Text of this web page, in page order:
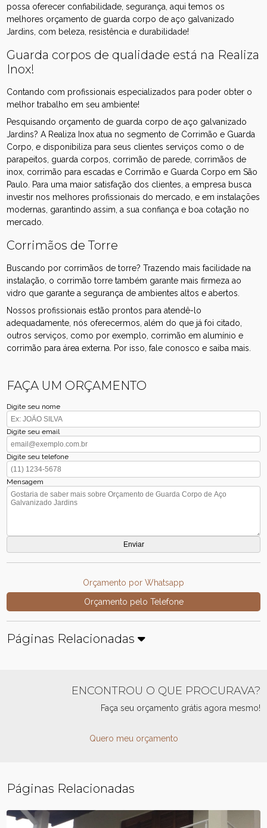
possa oferecer confiabilidade, segurança, aqui temos os
melhores orçamento de guarda corpo de aço galvanizado
Jardins, com beleza, resistência e durabilidade!
Guarda corpos de qualidade está na Realiza
Inox!
Contando com profissionais especializados para poder obter o
melhor trabalho em seu ambiente!
Pesquisando orçamento de guarda corpo de aço galvanizado
Jardins? A Realiza Inox atua no segmento de Corrimão e Guarda
Corpo, e disponibiliza para seus clientes serviços como o de
parapeitos, guarda corpos, corrimão de parede, corrimãos de
inox, corrimão para escadas e Corrimão e Guarda Corpo em São
Paulo. Para uma maior satisfação dos clientes, a empresa busca
investir nos melhores profissionais do mercado, e em instalações
modernas, garantindo assim, a sua confiança e boa cotação no
mercado.
Corrimãos de Torre
Buscando por corrimãos de torre? Trazendo mais facilidade na
instalação, o corrimão torre também garante mais firmeza ao
vidro que garante a segurança de ambientes altos e abertos.
Nossos profissionais estão prontos para atendê-lo
adequadamente, nós oferecermos, além do que já foi citado,
outros serviços, como por exemplo, corrimão em alumínio e
corrimão para área externa. Por isso, fale conosco e saiba mais.
FAÇA UM ORÇAMENTO
Digite seu nome
Digite seu email
Digite seu telefone
Mensagem
Orçamento por Whatsapp
Orçamento pelo Telefone
Páginas Relacionadas
ENCONTROU O QUE PROCURAVA?
Faça seu orçamento grátis agora mesmo!
Quero meu orçamento
Páginas Relacionadas